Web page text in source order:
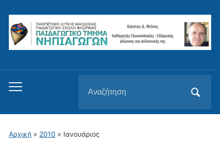
Εναλλαγή
μενού
για
για:
Αρχική» 2010 » Ιανουάριος